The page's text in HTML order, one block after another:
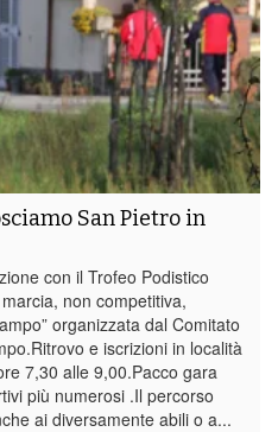
San Pietro in
con il Trofeo Podistico
non competitiva,
organizzata dal Comitato
e iscrizioni in località
7,30 alle 9,00.Pacco gara
più numerosi .Il percorso
ai diversamente abili o a...